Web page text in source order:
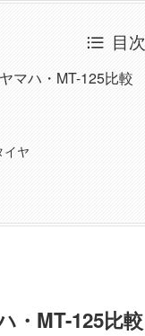
目次
マハ・MT-125比較
イヤ
・MT-125比較